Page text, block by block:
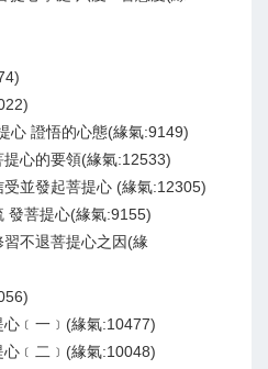
心 證悟的心態(緣氣:9149)
心的要領(緣氣:12533)
並發起菩提心 (緣氣:12305)
發菩提心(緣氣:9155)
不退菩提心之因(緣
﹝一﹞(緣氣:10477)
﹝二﹞(緣氣:10048)